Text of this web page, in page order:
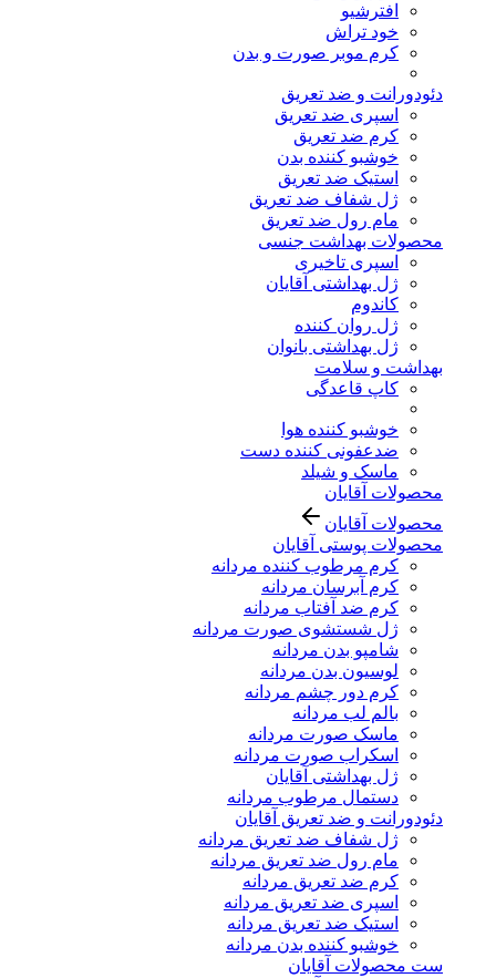
افترشیو
خود تراش
کرم موبر صورت و بدن
دئودورانت و ضد تعریق
اسپری ضد تعریق
کرم ضد تعریق
خوشبو کننده بدن
استیک ضد تعریق
ژل شفاف ضد تعریق
مام رول ضد تعریق
محصولات بهداشت جنسی
اسپری تاخیری
ژل بهداشتی آقایان
کاندوم
ژل روان کننده
ژل بهداشتی بانوان
بهداشت و سلامت
کاپ قاعدگی
خوشبو کننده هوا
ضدعفونی کننده دست
ماسک و شیلد
محصولات آقایان
محصولات آقایان
محصولات پوستی آقایان
کرم مرطوب کننده مردانه
کرم آبرسان مردانه
کرم ضد آفتاب مردانه
ژل شستشوی صورت مردانه
شامپو بدن مردانه
لوسیون بدن مردانه
کرم دور چشم مردانه
بالم لب مردانه
ماسک صورت مردانه
اسکراب صورت مردانه
ژل بهداشتی آقایان
دستمال مرطوب مردانه
دئودورانت و ضد تعریق آقایان
ژل شفاف ضد تعریق مردانه
مام رول ضد تعریق مردانه
کرم ضد تعریق مردانه
اسپری ضد تعریق مردانه
استیک ضد تعریق مردانه
خوشبو کننده بدن مردانه
ست محصولات آقایان